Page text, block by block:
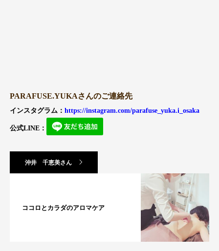
PARAFUSE.YUKAさんのご連絡先
インスタグラム： https://instagram.com/parafuse_yuka.i_osaka
公式LINE：
沖井 千恵美さん
ココロとカラダのアロマケア